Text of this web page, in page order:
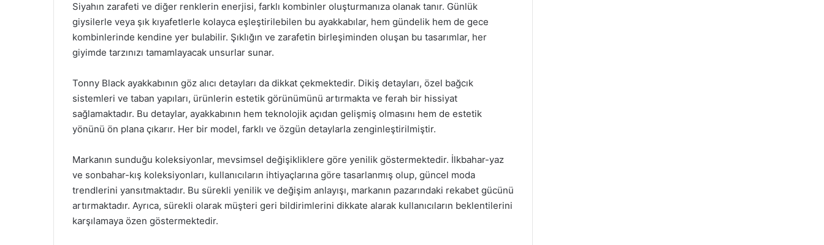
Siyahın zarafeti ve diğer renklerin enerjisi, farklı kombinler oluşturmanıza olanak tanır. Günlük
giysilerle veya şık kıyafetlerle kolayca eşleştirilebilen bu ayakkabılar, hem gündelik hem de gece
kombinlerinde kendine yer bulabilir. Şıklığın ve zarafetin birleşiminden oluşan bu tasarımlar, her
giyimde tarzınızı tamamlayacak unsurlar sunar.
Tonny Black ayakkabının göz alıcı detayları da dikkat çekmektedir. Dikiş detayları, özel bağcık
sistemleri ve taban yapıları, ürünlerin estetik görünümünü artırmakta ve ferah bir hissiyat
sağlamaktadır. Bu detaylar, ayakkabının hem teknolojik açıdan gelişmiş olmasını hem de estetik
yönünü ön plana çıkarır. Her bir model, farklı ve özgün detaylarla zenginleştirilmiştir.
Markanın sunduğu koleksiyonlar, mevsimsel değişikliklere göre yenilik göstermektedir. İlkbahar-yaz
ve sonbahar-kış koleksiyonları, kullanıcıların ihtiyaçlarına göre tasarlanmış olup, güncel moda
trendlerini yansıtmaktadır. Bu sürekli yenilik ve değişim anlayışı, markanın pazarındaki rekabet gücünü
artırmaktadır. Ayrıca, sürekli olarak müşteri geri bildirimlerini dikkate alarak kullanıcıların beklentilerini
karşılamaya özen göstermektedir.